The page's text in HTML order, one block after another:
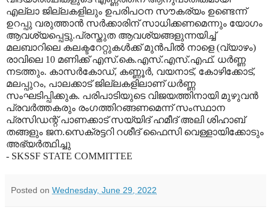
എല്ലാ ജില്ലകളിലും ഉപരിപഠന സൗകര്യം ഉണ്ടെന്ന്
ഉറപ്പു വരുത്താന്‍ സര്‍ക്കാരിന് സാധിക്കണമെന്നും യോഗം
ആവശ്യപ്പെട്ടു.പ്രസ്തുത ആവശ്യങ്ങളുന്നയിച്ച്
മലബാറിലെ കലക്ടറേറ്റുകള്‍ക്ക് മുന്‍പില്‍ നാളെ (വ്യാഴം)
രാവിലെ 10 മണിക്ക് എസ്.കെ.എസ്.എസ്.എഫ്. ധര്‍ണ്ണ
നടത്തും. കാസര്‍കോഡ്, കണ്ണൂര്‍, വയനാട്, കോഴിക്കോട്,
മലപ്പുറം, പാലക്കാട് ജില്ലകളിലാണ് ധര്‍ണ്ണ
സംഘടിപ്പിക്കുക. പരിപാടിയുടെ വിജയത്തിനായി മുഴുവന്‍
പ്രവര്‍ത്തകരും രംഗത്തിറങ്ങണമെന്ന് സംസ്ഥാന
പ്രസിഡന്റ് പാണക്കാട് സയ്യിദ് ഹമീദ് അലി ശിഹാബ്
തങ്ങളും ജന.സെക്രട്ടറി റശീദ് ഫൈസി വെള്ളായിക്കോടും
അഭ്യര്‍ത്ഥിച്ചു
- SKSSF STATE COMMITTEE
Posted on Wednesday, June 29, 2022